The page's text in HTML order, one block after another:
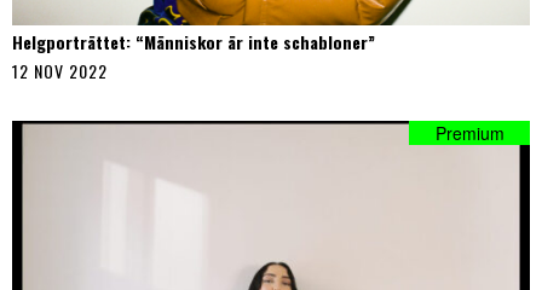
Helgporträttet: “Människor är inte schabloner”
12 NOV 2022